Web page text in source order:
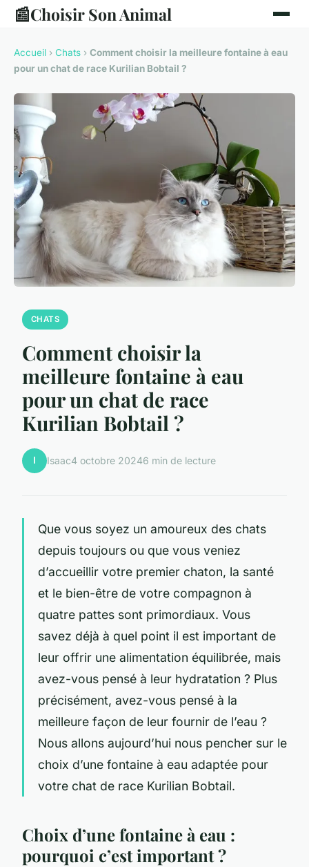
📰Choisir Son Animal
Accueil › Chats › Comment choisir la meilleure fontaine à eau
pour un chat de race Kurilian Bobtail ?
CHATS
Comment choisir la
meilleure fontaine à eau
pour un chat de race
Kurilian Bobtail ?
I Isaac4 octobre 20246 min de lecture
Que vous soyez un amoureux des chats
depuis toujours ou que vous veniez
d’accueillir votre premier chaton, la santé
et le bien-être de votre compagnon à
quatre pattes sont primordiaux. Vous
savez déjà à quel point il est important de
leur offrir une alimentation équilibrée, mais
avez-vous pensé à leur hydratation ? Plus
précisément, avez-vous pensé à la
meilleure façon de leur fournir de l’eau ?
Nous allons aujourd’hui nous pencher sur le
choix d’une fontaine à eau adaptée pour
votre chat de race Kurilian Bobtail.
Choix d’une fontaine à eau :
pourquoi c’est important ?